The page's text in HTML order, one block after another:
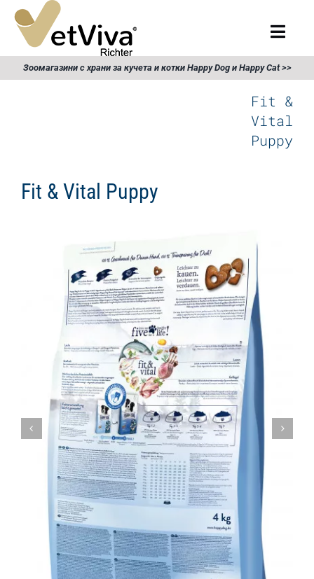
Skip
content
Търсене
за:
Храна за котки
Събития
Контакти
Ветеринарни диети
Зоомагазини с храни за кучета и котки Happy Dog и Happy Cat >>
Fit &
Vital
Puppy
Fit & Vital Puppy